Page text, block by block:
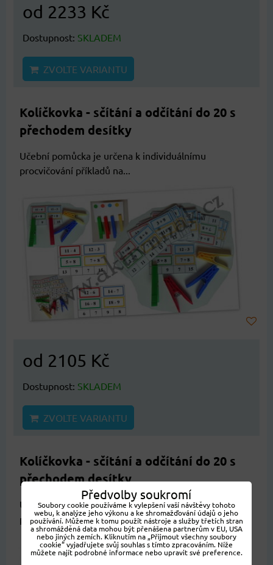
od 2233 Kč
Dostupnost: SKLADEM
ZVOLTE VARIANTU
Kolíčkovka - sčítání a odčítání do 20 s
přechodem desítky
Učební pomůcka je určena k individuálnímu
procvičování příkladů na...
od 2105 Kč
Dostupnost: SKLADEM
ZVOLTE VARIANTU
Kolíčkovka - sčítání a odčítání do 20 s
přechodem desítky
Učební pomůcka je určena k individuálnímu
procvičování příkladů na...
Předvolby soukromí
Soubory cookie používáme k vylepšení vaší návštěvy tohoto
webu, k analýze jeho výkonu a ke shromažďování údajů o jeho
používání. Můžeme k tomu použít nástroje a služby třetích stran
a shromážděná data mohou být přenášena partnerům v EU, USA
nebo jiných zemích. Kliknutím na „Přijmout všechny soubory
cookie“ vyjadřujete svůj souhlas s tímto zpracováním. Níže
můžete najít podrobné informace nebo upravit své preference.